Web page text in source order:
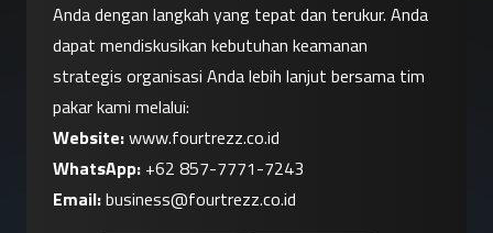
Anda dengan langkah yang tepat dan terukur. Anda
dapat mendiskusikan kebutuhan keamanan
strategis organisasi Anda lebih lanjut bersama tim
pakar kami melalui:
Website: www.fourtrezz.co.id
WhatsApp: +62 857-7771-7243
Email:business@fourtrezz.co.id